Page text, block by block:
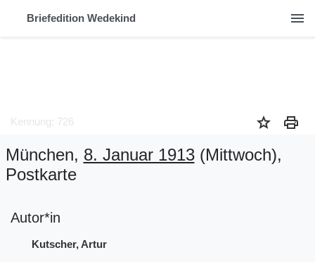
Briefedition Wedekind menu
Kennung: 726 star print
München, 8. Januar 1913(Mittwoch),
Postkarte
Autor*in
Kutscher, Artur